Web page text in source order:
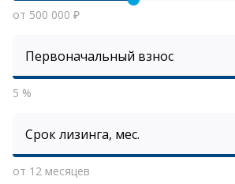
от 500 000 ₽
Первоначальный взнос
5 %
Срок лизинга, мес.
от 12 месяцев